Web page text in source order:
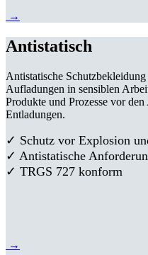
→
Antistatisch
Antistatische
Aufladungen in sensiblen
Produkte und Prozesse vor
Entladungen.
✓ Schutz vor Explosion
✓ Antistatische
✓ TRGS 727 konform
→